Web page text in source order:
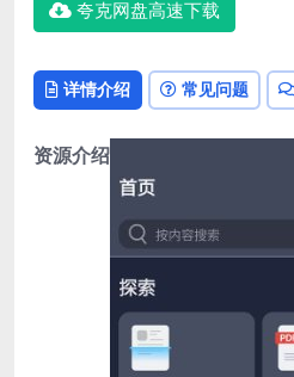
夸克网盘高速下载
详情介绍 常见问题
资源介绍